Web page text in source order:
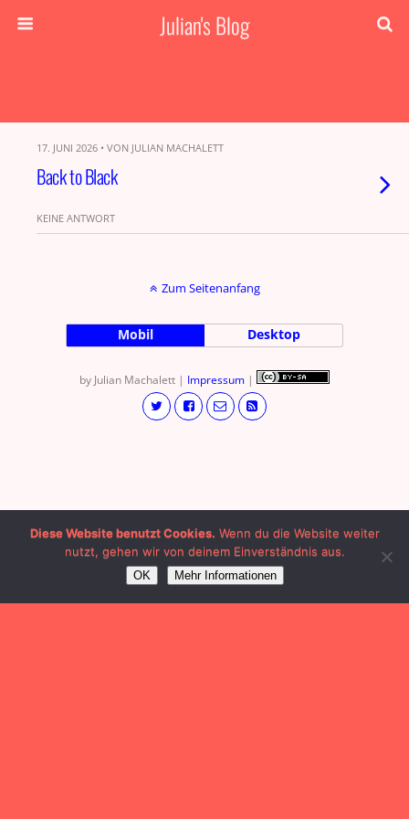
Julian's Blog
17. JUNI 2026 • VON JULIAN MACHALETT
Back to Black
KEINE ANTWORT
Zum Seitenanfang
Mobil Desktop
by Julian Machalett | Impressum |
Diese Website benutzt Cookies. Wenn du die Website weiter
nutzt, gehen wir von deinem Einverständnis aus.
OK Mehr Informationen